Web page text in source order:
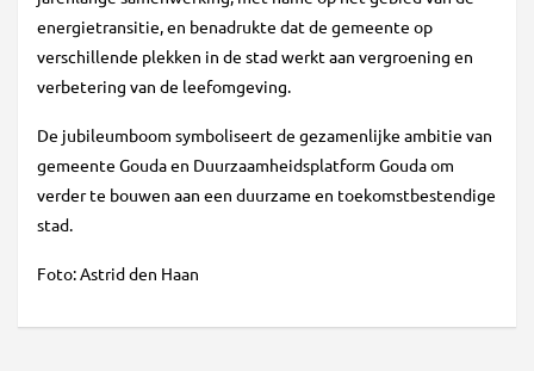
energietransitie, en benadrukte dat de gemeente op
verschillende plekken in de stad werkt aan vergroening en
verbetering van de leefomgeving.
De jubileumboom symboliseert de gezamenlijke ambitie van
gemeente Gouda en Duurzaamheidsplatform Gouda om
verder te bouwen aan een duurzame en toekomstbestendige
stad.
Foto: Astrid den Haan